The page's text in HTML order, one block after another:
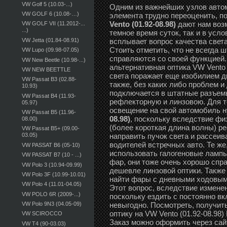
VW Golf 5 (10.03-...)
VW GOLF 6 (10.08-…)
VW GOLF VII (11.2012-...
...)
VW Jetta (01.84-08.91)
VW Lupo (09.98-07.05)
VW New Beetle (10.98-...)
VW NEW BEETTLE
VW Passat B3 (02.88-
10.93)
VW Passat B4 (11.93-
05.97)
VW Passat B5 (11.96-
08.00)
VW Passat B5+ (09.00-
03.05)
VW PASSAT B6 (05-10)
VW PASSAT B7 (10 - ...)
VW Polo 3 (10.94-09.99)
VW Polo 3F (10.99-10.01)
VW Polo 4 (11.01-04.05)
VW POLO 6R (2009-...)
VW Polo 9N3 (04.05-09)
VW SCIROCCO
VW T4 (90-03.03)
Одним из важнейших узлов
элемента трудно переоценить,
Vento (01.92-08.98)дают нам
темное время суток, так и в
всплывает вопрос качества
Стоить отметить, что не
справляются со своей
альтернативная оптика VW
света поражает еще изобилием
также, без каких либо проблем
подключается в штатные
рефлекторную и линзовою. Для
освещение на свой автомобиль
08.98), поскольку вследствие
(более короткая длина волны)
направить пучок света и
водителей встречных авто. Те
использовать галогеновые
фар, они тоже очень хорошо
дешевле линзовой оптики.
найти фары с дневными
Этот вопрос, вследствие
поскольку ездить с постоянно
невыгодно. Посмотреть,
оптику на VW Vento (01.92-
Заказ можно оформить через